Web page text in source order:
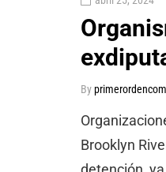
Byprimerordencom
Brooklyn